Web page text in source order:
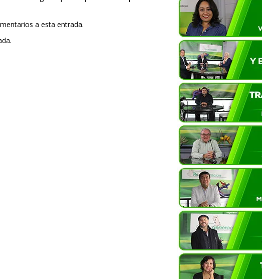
a esta entrada.